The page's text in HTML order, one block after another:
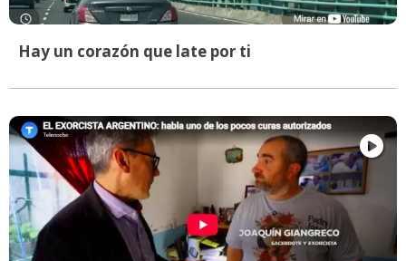
Hay un corazón que late por ti